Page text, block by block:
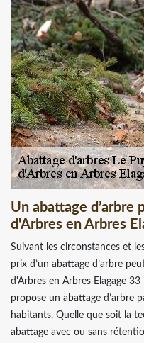
Un abattage d’arbre
d'Arbres en Arbres
Suivant les circonstances et
prix d’un abattage d’arbre
d'Arbres en Arbres Elagage
propose un abattage d’arbre
habitants. Quelle que soit la
abattage avec ou sans